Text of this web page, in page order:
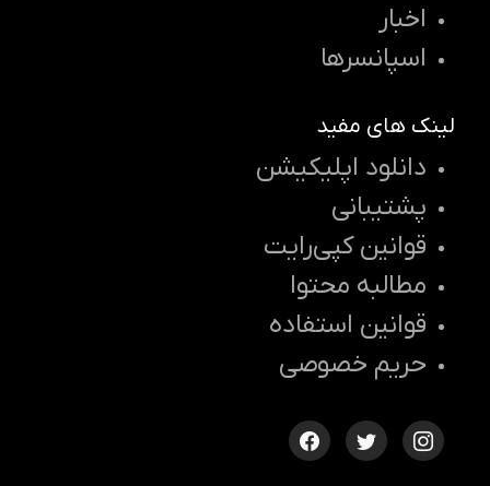
اخبار
اسپانسرها
لینک های مفید
دانلود اپلیکیشن
پشتیبانی
قوانین کپی‌رایت
مطالبه محتوا
قوانین استفاده
حریم خصوصی